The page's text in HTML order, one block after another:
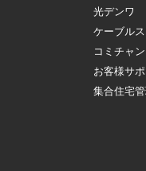
光デンワ
ケーブル
コミチャン
お客様サポ
集合住宅